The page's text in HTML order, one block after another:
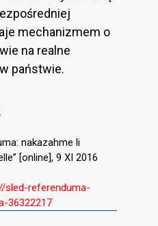
mechanizmem o
na realne
państwie.
nakazahme li
[online], 9 XI 2016
sled-referenduma-
36322217